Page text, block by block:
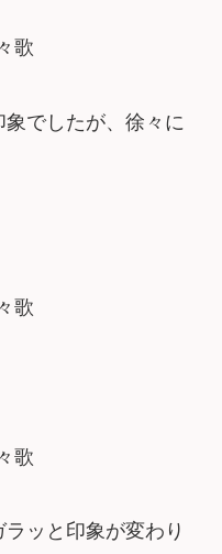
でしたが、徐々に
ッと印象が変わり